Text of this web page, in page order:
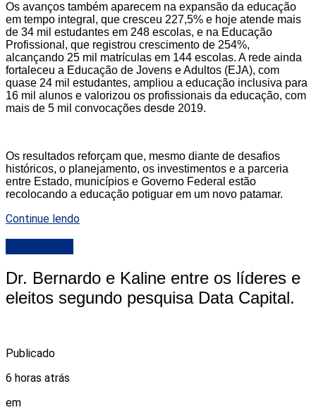
Os avanços também aparecem na expansão da educação
em tempo integral, que cresceu 227,5% e hoje atende mais
de 34 mil estudantes em 248 escolas, e na Educação
Profissional, que registrou crescimento de 254%,
alcançando 25 mil matrículas em 144 escolas. A rede ainda
fortaleceu a Educação de Jovens e Adultos (EJA), com
quase 24 mil estudantes, ampliou a educação inclusiva para
16 mil alunos e valorizou os profissionais da educação, com
mais de 5 mil convocações desde 2019.
Os resultados reforçam que, mesmo diante de desafios
históricos, o planejamento, os investimentos e a parceria
entre Estado, municípios e Governo Federal estão
recolocando a educação potiguar em um novo patamar.
Continue lendo
Dr. Bernardo e Kaline entre os líderes e
eleitos segundo pesquisa Data Capital.
Publicado
6 horas atrás
em